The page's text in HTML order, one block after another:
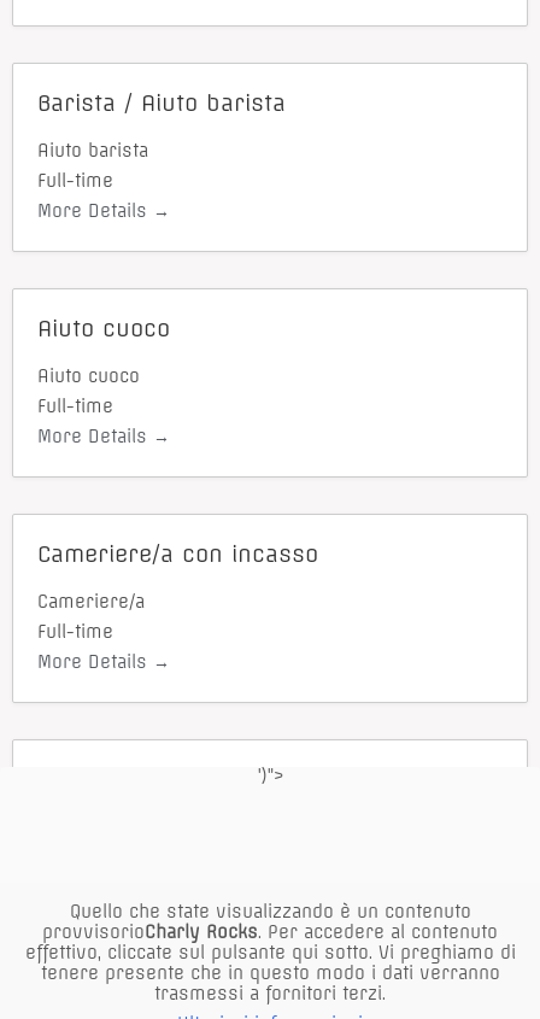
Barista / Aiuto barista
Aiuto barista
Full-time
More Details
Aiuto cuoco
Aiuto cuoco
Full-time
More Details
Cameriere/a con incasso
Cameriere/a
Full-time
More Details
Receptionist
')">
Quello che state visualizzando è un contenuto
provvisorioCharly Rocks. Per accedere al contenuto
effettivo, cliccate sul pulsante qui sotto. Vi preghiamo di
tenere presente che in questo modo i dati verranno
trasmessi a fornitori terzi.